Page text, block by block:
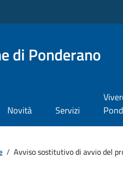
di Ponderano
Novità Servizi
/ Avviso sostitutivo di avvio del